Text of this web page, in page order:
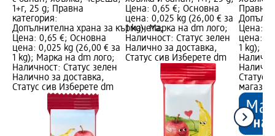
1+г, 25 g; Правна
категория:
Допълнителна храна за кърмачета;
Цена: 0,65 €; Основна
цена: 0,025 kg (26,00 € за
1 kg); Марка на dm лого;
Наличност: Статус зелен
Налично за доставка,
Статус сив Изберете dm
Цена: 0,65 €; Основна
цена: 0,025 kg (26,00 € за
1 kg); Марка на dm лого;
Наличност: Статус зелен
Налично за доставка,
Статус сив Изберете dm
Правна
Цена:
цена:
1 kg);
Статус
магазин